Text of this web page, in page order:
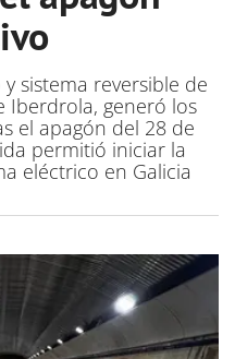
sistema reversible de
Iberdrola, generó los
el apagón del 28 de
permitió iniciar la
eléctrico en Galicia